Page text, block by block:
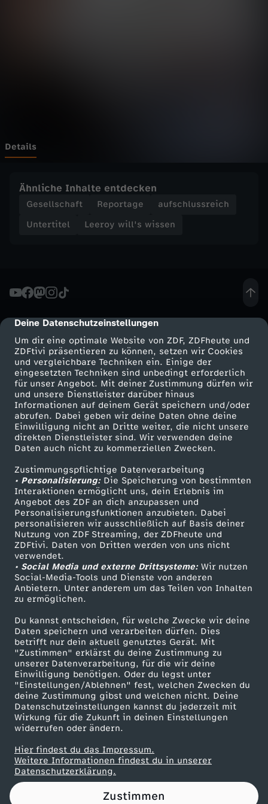
cmp-dialog-description
Deine Datenschutzeinstellungen
Um dir eine optimale Website von ZDF, ZDFheute und
ZDFtivi präsentieren zu können, setzen wir Cookies
und vergleichbare Techniken ein. Einige der
eingesetzten Techniken sind unbedingt erforderlich
für unser Angebot. Mit deiner Zustimmung dürfen wir
und unsere Dienstleister darüber hinaus
Informationen auf deinem Gerät speichern und/oder
abrufen. Dabei geben wir deine Daten ohne deine
Einwilligung nicht an Dritte weiter, die nicht unsere
direkten Dienstleister sind. Wir verwenden deine
Daten auch nicht zu kommerziellen Zwecken.
Zustimmungspflichtige Datenverarbeitung
• Personalisierung:Die Speicherung von bestimmten
Interaktionen ermöglicht uns, dein Erlebnis im
Angebot des ZDF an dich anzupassen und
Personalisierungsfunktionen anzubieten. Dabei
personalisieren wir ausschließlich auf Basis deiner
Nutzung von ZDF Streaming, der ZDFheute und
ZDFtivi. Daten von Dritten werden von uns nicht
verwendet.
• Social Media und externe Drittsysteme:Wir nutzen
Social-Media-Tools und Dienste von anderen
Anbietern. Unter anderem um das Teilen von Inhalten
zu ermöglichen.
Du kannst entscheiden, für welche Zwecke wir deine
Daten speichern und verarbeiten dürfen. Dies
betrifft nur dein aktuell genutztes Gerät. Mit
"Zustimmen" erklärst du deine Zustimmung zu
unserer Datenverarbeitung, für die wir deine
Einwilligung benötigen. Oder du legst unter
"Einstellungen/Ablehnen" fest, welchen Zwecken du
deine Zustimmung gibst und welchen nicht. Deine
Datenschutzeinstellungen kannst du jederzeit mit
Wirkung für die Zukunft in deinen Einstellungen
widerrufen oder ändern.
Hier findest du das Impressum.
Weitere Informationen findest du in unserer
Datenschutzerklärung.
Zustimmen
w
s
n
-
W
i
e
i
s
t
d
a
s
P
R
O
G
E
R
I
Details
Ähnliche Inhalte entdecken
Gesellschaft Reportage
aufschlussreich
Untertitel
Leeroy will's wissen
Mehr ZDF
ZDF-Apps
Smart TV
ZDFtext
Livestreams
Sendungen A-Z
TV-Programm
Service
ZDFmitreden
Kontakt zum ZDF
Tickets
Zuschauerservice
Hilfe
ZDF Unternehmen
Karriere
ZDF goes Schule
Werbefernsehen
Mainzelmännchen
Partner